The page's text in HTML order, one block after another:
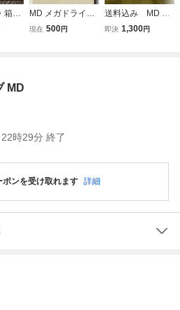
箱説
作
MD メガドライ
ブ 遥かなるオー
現在 500円
送料込み MD メ
ガドライブ スー
即決 1,300円
MD
時29分 終了
ンを受け取れます 詳細